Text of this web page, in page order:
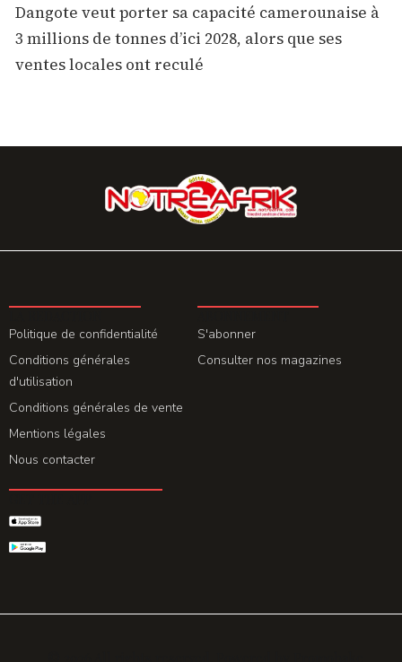
Dangote veut porter sa capacité camerounaise à
3 millions de tonnes d’ici 2028, alors que ses
ventes locales ont reculé
Politique de confidentialité
Conditions générales
d'utilisation
Conditions générales de vente
Mentions légales
Nous contacter
S'abonner
Consulter nos magazines